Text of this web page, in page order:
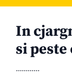
In
si peste
............